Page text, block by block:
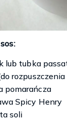
lub tubka
pomarańcza
Spicy Henry
soli